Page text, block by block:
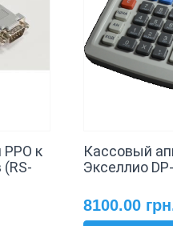
РРО к
Кассовый
Экселлио
8100.00